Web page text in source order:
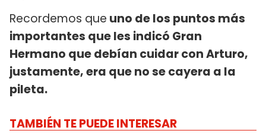
Recordemos que uno de los puntos más
importantes que les indicó Gran
Hermano que debían cuidar con Arturo,
justamente, era que no se cayera a la
pileta.
TAMBIÉN TE PUEDE INTERESAR